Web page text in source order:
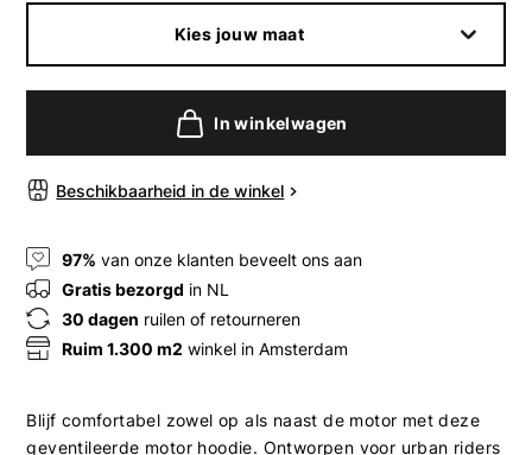
Kies jouw maat
In winkelwagen
Beschikbaarheid in de winkel
97% van onze klanten beveelt ons aan
Gratis bezorgd in NL
30 dagen ruilen of retourneren
Ruim 1.300 m2 winkel in Amsterdam
Blijf comfortabel zowel op als naast de motor met deze
geventileerde motor hoodie. Ontworpen voor urban riders